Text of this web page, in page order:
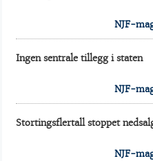
NJF-
Ingen sentrale tillegg i staten
NJF-
Stortingsflertall stoppet
NJF-